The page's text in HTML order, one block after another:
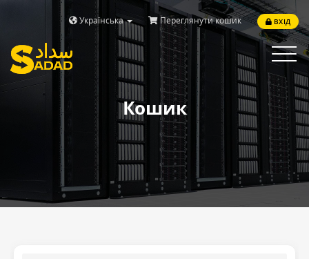
Українська Переглянути кошик ВХІД
Toggle
Кошик